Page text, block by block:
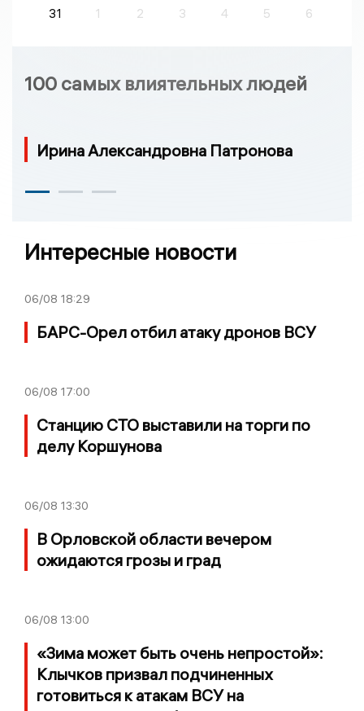
31
1 2 3 4 5 6
100 самых влиятельных людей
Ирина Александровна Патронова
Интересные новости
06/08 18:29
БАРС-Орел отбил атаку дронов ВСУ
06/08 17:00
Станцию СТО выставили на торги по
делу Коршунова
06/08 13:30
В Орловской области вечером
ожидаются грозы и град
06/08 13:00
«Зима может быть очень непростой»:
Клычков призвал подчиненных
готовиться к атакам ВСУ на